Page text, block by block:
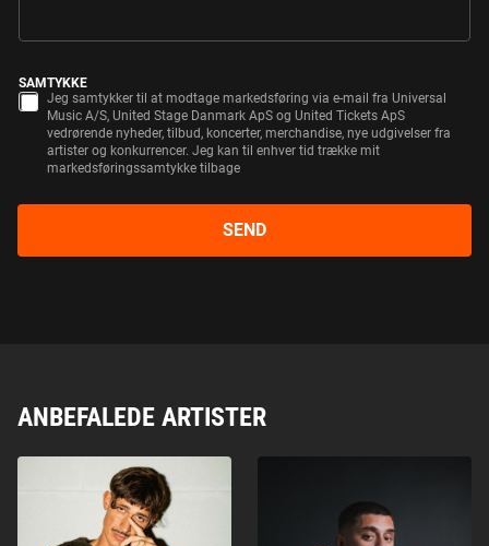
SAMTYKKE
Jeg samtykker til at modtage markedsføring via e-mail fra Universal
Music A/S, United Stage Danmark ApS og United Tickets ApS
vedrørende nyheder, tilbud, koncerter, merchandise, nye udgivelser fra
artister og konkurrencer. Jeg kan til enhver tid trække mit
markedsføringssamtykke tilbage
SEND
ANBEFALEDE ARTISTER